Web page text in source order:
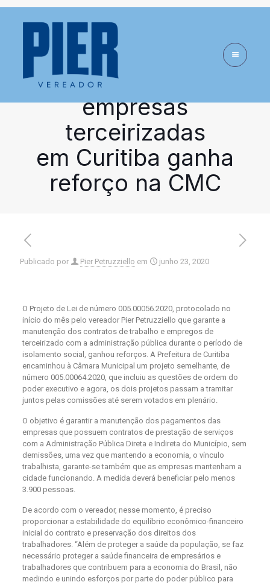
Projeto de Lei que
garante manutenção
de empregos nas
empresas
terceirizadas
em Curitiba ganha
reforço na CMC
Publicado por Pier Petruzziello em junho 23, 2020
O Projeto de Lei de número 005.00056.2020, protocolado no
início do mês pelo vereador Pier Petruzziello que garante a
manutenção dos contratos de trabalho e empregos de
terceirizado com a administração pública durante o período de
isolamento social, ganhou reforços. A Prefeitura de Curitiba
encaminhou à Câmara Municipal um projeto semelhante, de
número 005.00064.2020, que incluiu as questões de ordem do
poder executivo e agora, os dois projetos passam a tramitar
juntos pelas comissões até serem votados em plenário.
O objetivo é garantir a manutenção dos pagamentos das
empresas que possuem contratos de prestação de serviços
com a Administração Pública Direta e Indireta do Município, sem
demissões, uma vez que mantendo a economia, o vínculo
trabalhista, garante-se também que as empresas mantenham a
cidade funcionando. A medida deverá beneficiar pelo menos
3.900 pessoas.
De acordo com o vereador, nesse momento, é preciso
proporcionar a estabilidade do equilíbrio econômico-financeiro
inicial do contrato e preservação dos direitos dos
trabalhadores. “Além de proteger a saúde da população, se faz
necessário proteger a saúde financeira de empresários e
trabalhadores que contribuem para a economia do Brasil, não
medindo e unindo esforços por parte do poder público para